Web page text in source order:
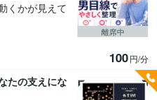
くかが見えて
100円/分
離席中
たの支えにな